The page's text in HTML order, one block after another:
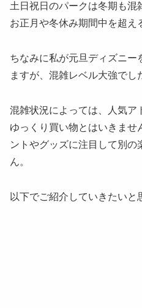
土日祝日のパークは冬期も混
お正月や冬休み期間中を超え
ちなみに私が元旦ディズニー
ますが、混雑レベル大強でし
混雑状況によっては、人気ア
ゆっくり買い物とはいきませ
ントやグッズに注目して別
ん。
以下でご紹介していきたいと